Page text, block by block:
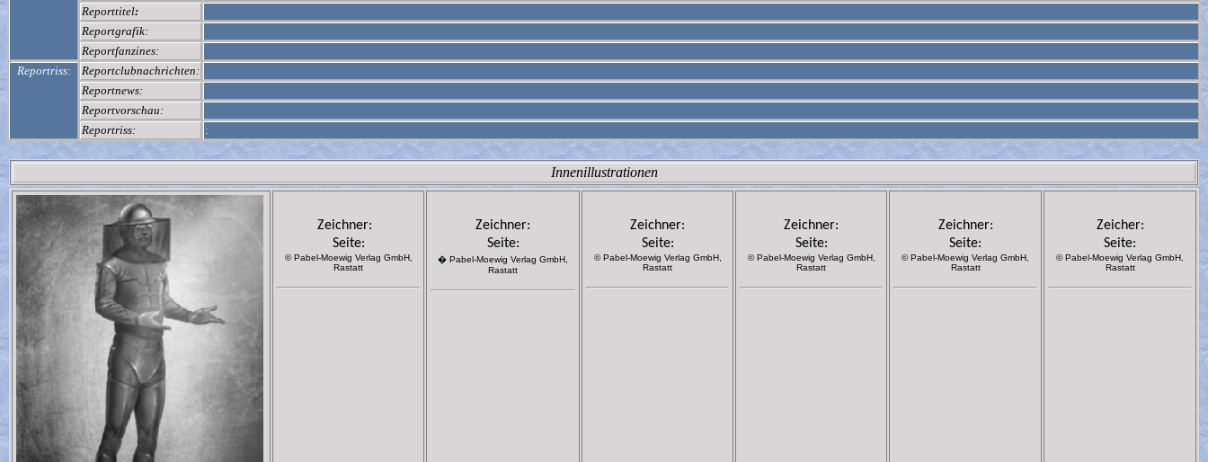
Reporttitel:
Reportgrafik:
Reportfanzines:
Reportriss:
Reportclubnachrichten:
Reportnews:
Reportvorschau:
Reportriss:
:
Innenillustrationen
Zeichner:
Seite:
© Pabel-Moewig Verlag GmbH,
Rastatt
Zeichner:
Seite:
� Pabel-Moewig Verlag GmbH,
Rastatt
Zeichner:
Seite:
© Pabel-Moewig Verlag GmbH,
Rastatt
Zeichner:
Seite:
© Pabel-Moewig Verlag GmbH,
Rastatt
Zeichner:
Seite:
© Pabel-Moewig Verlag GmbH,
Rastatt
Zeicher:
Seite:
© Pabel-Moewig Verlag GmbH,
Rastatt